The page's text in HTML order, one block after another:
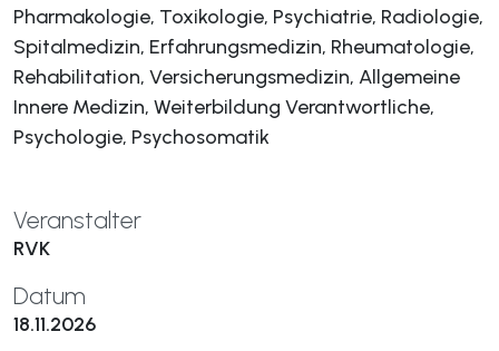
Pharmakologie, Toxikologie, Psychiatrie, Radiologie,
Spitalmedizin, Erfahrungsmedizin, Rheumatologie,
Rehabilitation, Versicherungsmedizin, Allgemeine
Innere Medizin, Weiterbildung Verantwortliche,
Psychologie, Psychosomatik
Veranstalter
RVK
Datum
18.11.2026